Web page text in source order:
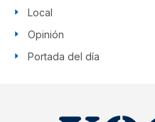
Local
Opinión
Portada del día